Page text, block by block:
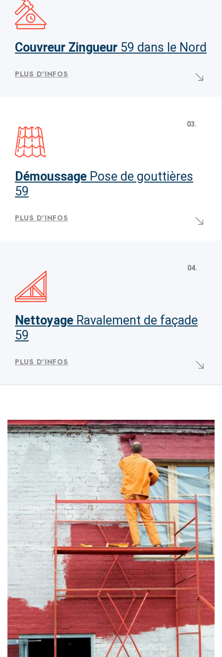
Couvreur Zingueur 59 dans le Nord
PLUS D'INFOS
03.
Démoussage Pose de gouttières
59
PLUS D'INFOS
04.
Nettoyage Ravalement de façade
59
PLUS D'INFOS